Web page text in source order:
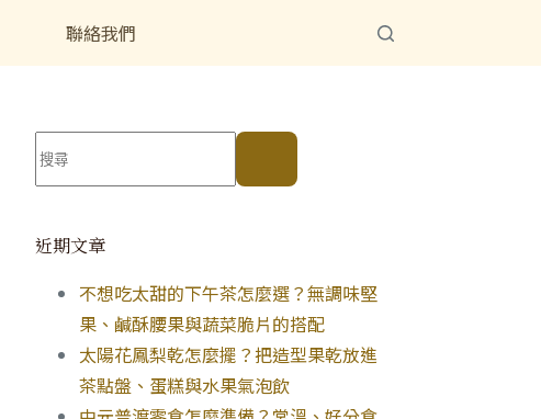
聯絡我們
近期文章
不想吃太甜的下午茶怎麼選？無調味堅
果、鹹酥腰果與蔬菜脆片的搭配
太陽花鳳梨乾怎麼擺？把造型果乾放進
茶點盤、蛋糕與水果氣泡飲